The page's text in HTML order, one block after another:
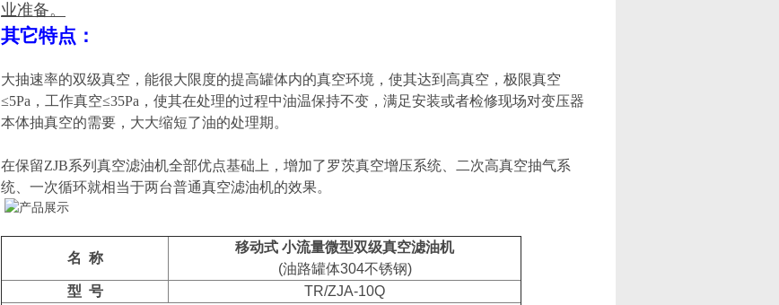
业准备。
其它特点：
大抽速率的双级真空，能很大限度的提高罐体内的真空环境，使其达到高真空，极限真空
≤5Pa，工作真空≤35Pa，使其在处理的过程中油温保持不变，满足安装或者检修现场对变压器
本体抽真空的需要，大大缩短了油的处理期。
在保留ZJB系列真空滤油机全部优点基础上，增加了罗茨真空增压系统、二次高真空抽气系
统、一次循环就相当于两台普通真空滤油机的效果。
名 称
移动式 小流量微型双级真空滤油机
(油路罐体304不锈钢)
型 号
TR/ZJA-10Q